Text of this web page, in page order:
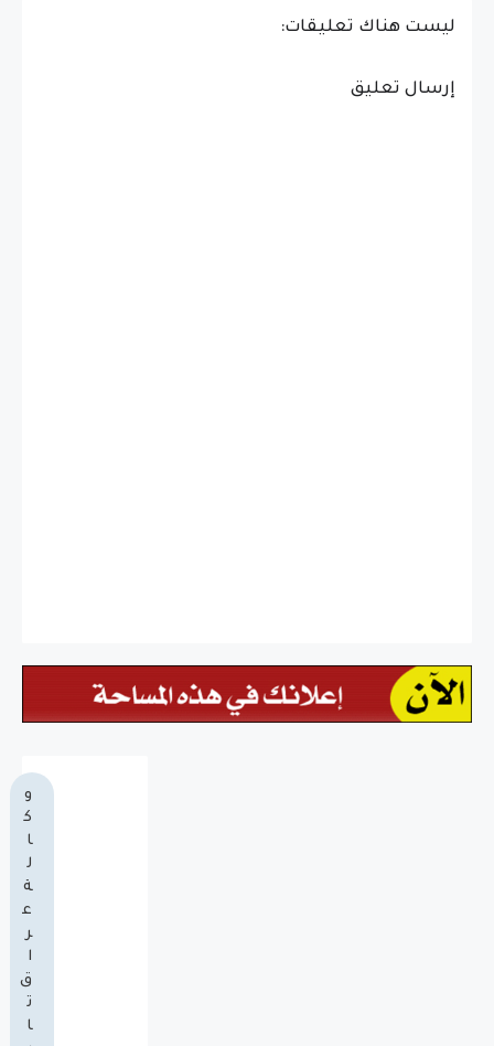
ليست هناك تعليقات:
إرسال تعليق
و
ك
ا
ل
ة
ع
ر
ا
ق
ت
ا